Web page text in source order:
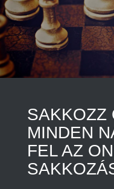
SAKKOZZ
MINDEN
FEL AZ